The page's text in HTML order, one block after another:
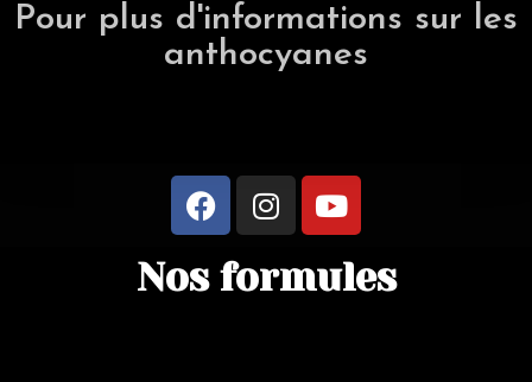
Pour plus d'informations sur les
anthocyanes
Nos formules